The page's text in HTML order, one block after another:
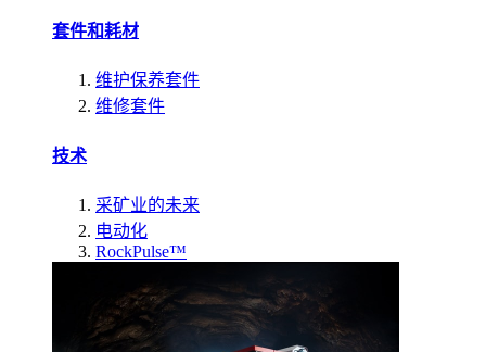
套件和耗材
维护保养套件
维修套件
技术
采矿业的未来
电动化
RockPulse™